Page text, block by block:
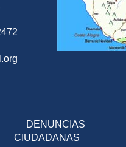
DENUNCIAS
CIUDADANAS